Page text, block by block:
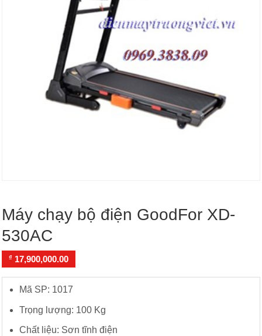
Máy chạy bộ điện GoodFor XD-
530AC
₫ 17,900,000.00
Mã SP: 1017
Trọng lượng: 100 Kg
Chất liệu: Sơn tĩnh điện